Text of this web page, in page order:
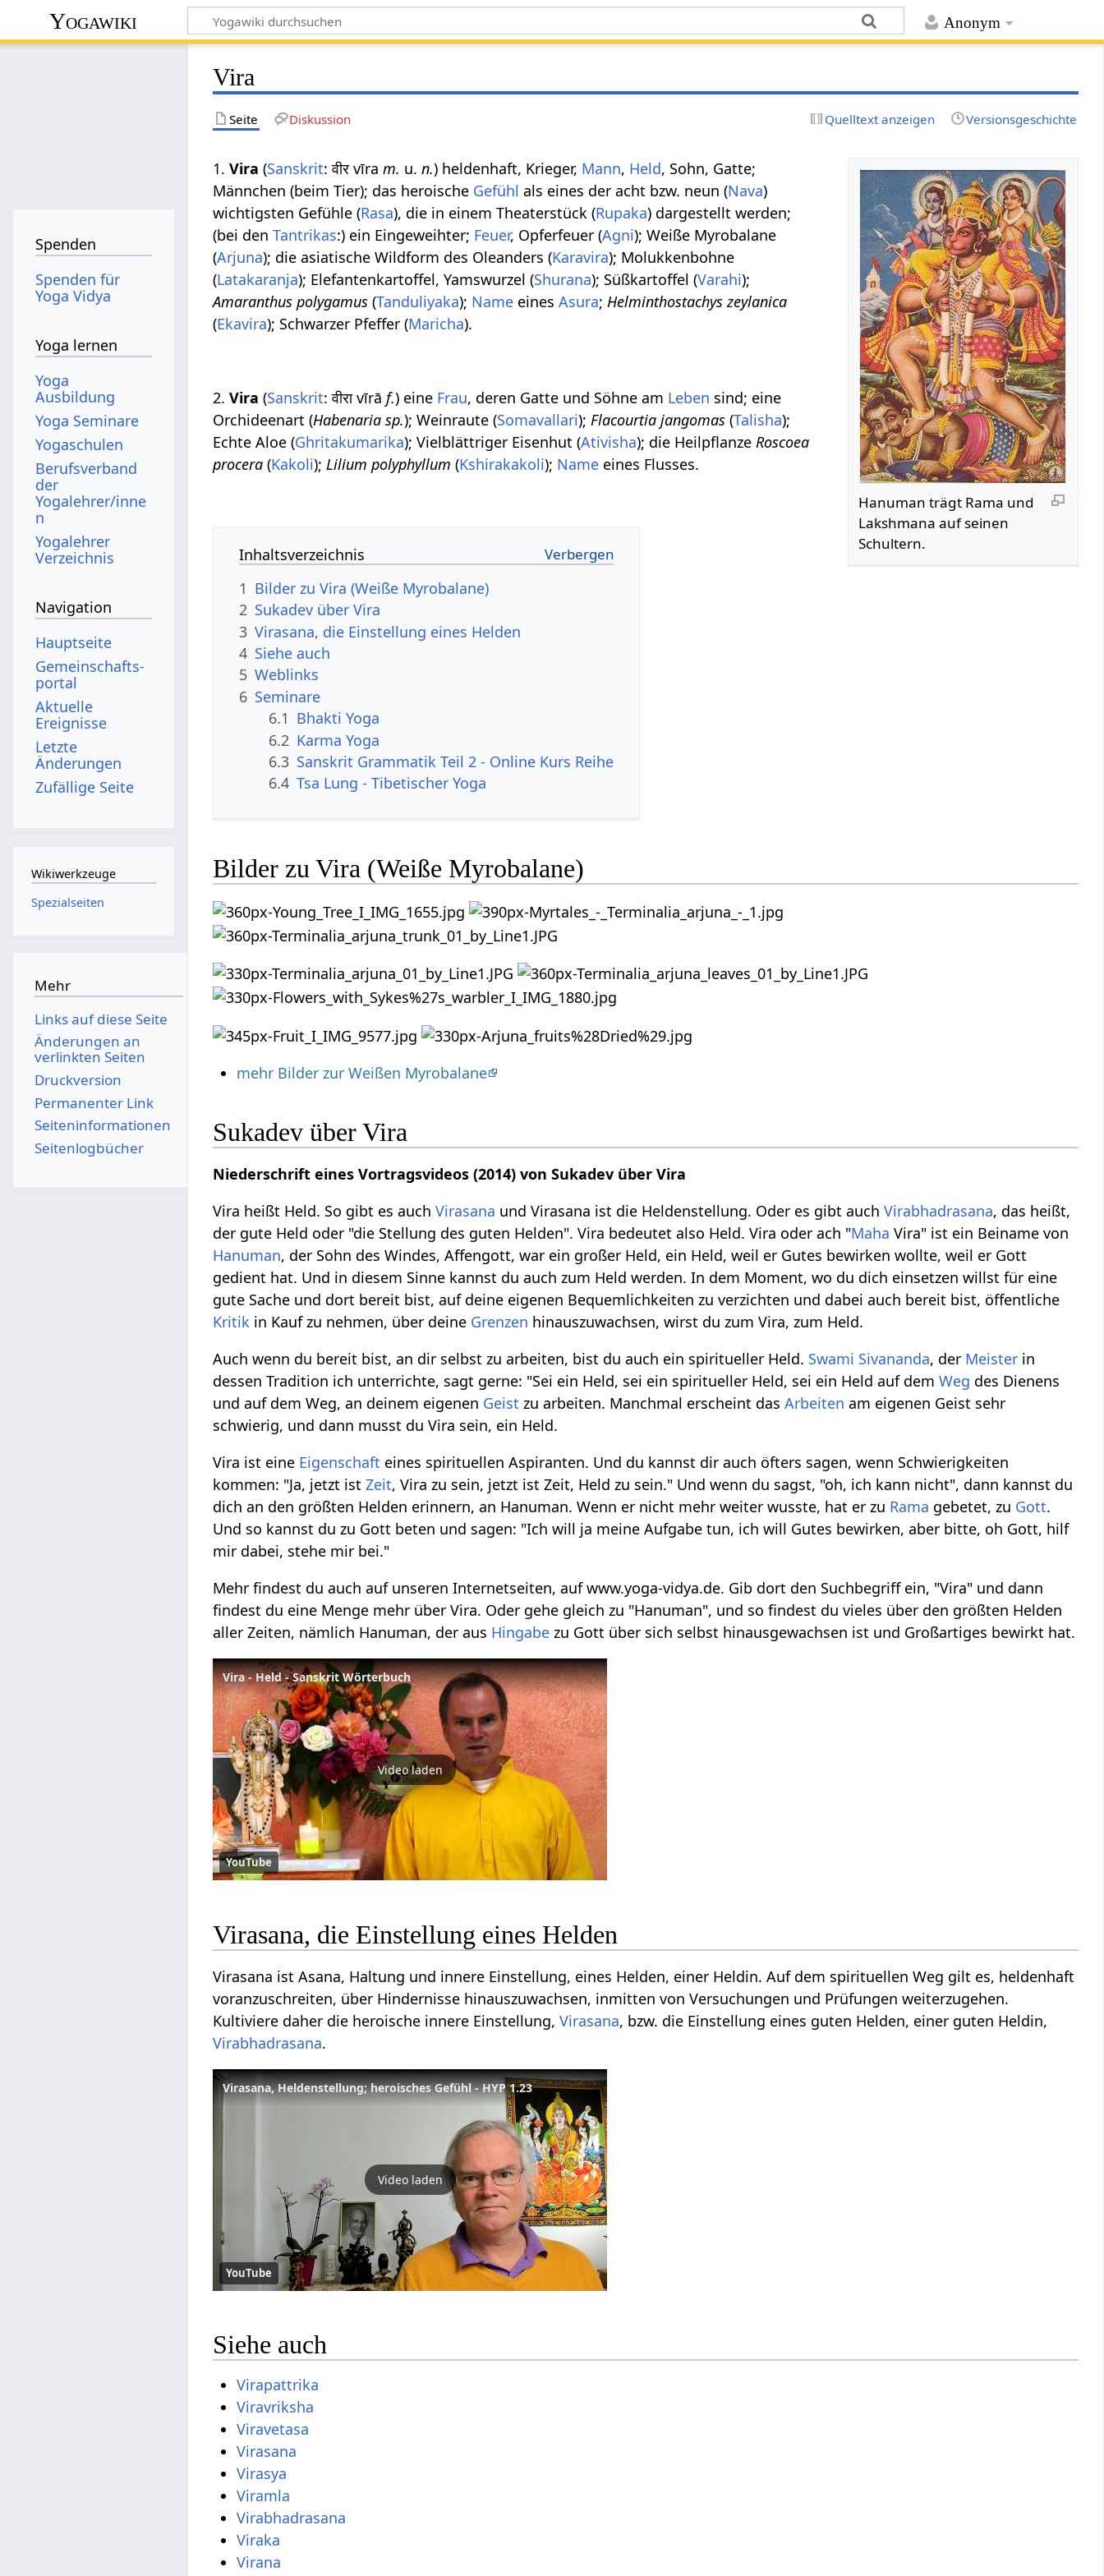
Anonym
Yogawiki
Vira
Seite Diskussion Quelltext anzeigen Versionsgeschichte
Hanuman trägt Rama und
Lakshmana auf seinen
Schultern.
1.Vira (Sanskrit: वीर vīram. u.n.) heldenhaft, Krieger, Mann, Held, Sohn, Gatte;
Männchen (beim Tier); das heroische Gefühl als eines der acht bzw. neun (Nava)
wichtigsten Gefühle (Rasa), die in einem Theaterstück (Rupaka) dargestellt werden;
(bei denTantrikas:) ein Eingeweihter; Feuer, Opferfeuer (Agni); Weiße Myrobalane
(Arjuna); die asiatische Wildform des Oleanders (Karavira); Molukkenbohne
(Latakaranja); Elefantenkartoffel, Yamswurzel (Shurana); Süßkartoffel (Varahi);
Amaranthus polygamus (Tanduliyaka); Name einesAsura; Helminthostachys zeylanica
(Ekavira); Schwarzer Pfeffer (Maricha).
2.Vira (Sanskrit: वीरा vīrā f.) eine Frau, deren Gatte und Söhne am Leben sind; eine
Orchideenart (Habenaria sp.); Weinraute (Somavallari); Flacourtia jangomas (Talisha);
Echte Aloe (Ghritakumarika); Vielblättriger Eisenhut (Ativisha); die Heilpflanze Roscoea
procera (Kakoli); Lilium polyphyllum (Kshirakakoli); Name eines Flusses.
Inhaltsverzeichnis
1 Bilder zu Vira (Weiße Myrobalane)
2 Sukadev über Vira
3 Virasana, die Einstellung eines Helden
4 Siehe auch
5 Weblinks
6 Seminare
6.1 Bhakti Yoga
6.2 Karma Yoga
6.3 Sanskrit Grammatik Teil 2 - Online Kurs Reihe
6.4 Tsa Lung - Tibetischer Yoga
Bilder zu Vira (Weiße Myrobalane)
mehr Bilder zur Weißen Myrobalane
Sukadev über Vira
Niederschrift eines Vortragsvideos (2014) von Sukadev über Vira
Vira heißt Held. So gibt es auchVirasana und Virasana ist die Heldenstellung. Oder es gibt auchVirabhadrasana, das heißt,
der gute Held oder "die Stellung des guten Helden". Vira bedeutet also Held. Vira oder ach "Maha Vira" ist ein Beiname von
Hanuman, der Sohn des Windes, Affengott, war ein großer Held, ein Held, weil er Gutes bewirken wollte, weil er Gott
gedient hat. Und in diesem Sinne kannst du auch zum Held werden. In dem Moment, wo du dich einsetzen willst für eine
gute Sache und dort bereit bist, auf deine eigenen Bequemlichkeiten zu verzichten und dabei auch bereit bist, öffentliche
Kritik in Kauf zu nehmen, über deine Grenzen hinauszuwachsen, wirst du zum Vira, zum Held.
Auch wenn du bereit bist, an dir selbst zu arbeiten, bist du auch ein spiritueller Held. Swami Sivananda, der Meister in
dessen Tradition ich unterrichte, sagt gerne: "Sei ein Held, sei ein spiritueller Held, sei ein Held auf demWeg des Dienens
und auf dem Weg, an deinem eigenen Geist zu arbeiten. Manchmal erscheint dasArbeiten am eigenen Geist sehr
schwierig, und dann musst du Vira sein, ein Held.
Vira ist eine Eigenschaft eines spirituellen Aspiranten. Und du kannst dir auch öfters sagen, wenn Schwierigkeiten
kommen: "Ja, jetzt istZeit, Vira zu sein, jetzt ist Zeit, Held zu sein." Und wenn du sagst, "oh, ich kann nicht", dann kannst du
dich an den größten Helden erinnern, an Hanuman. Wenn er nicht mehr weiter wusste, hat er zu Rama gebetet, zu Gott.
Und so kannst du zu Gott beten und sagen: "Ich will ja meine Aufgabe tun, ich will Gutes bewirken, aber bitte, oh Gott, hilf
mir dabei, stehe mir bei."
Mehr findest du auch auf unseren Internetseiten, auf www.yoga-vidya.de. Gib dort den Suchbegriff ein, "Vira" und dann
findest du eine Menge mehr über Vira. Oder gehe gleich zu "Hanuman", und so findest du vieles über den größten Helden
aller Zeiten, nämlich Hanuman, der aus Hingabe zu Gott über sich selbst hinausgewachsen ist und Großartiges bewirkt hat.
Vira - Held - Sanskrit Wörterbuch
Video laden
YouTube
Virasana, die Einstellung eines Helden
Virasana ist Asana, Haltung und innere Einstellung, eines Helden, einer Heldin. Auf dem spirituellen Weg gilt es, heldenhaft
voranzuschreiten, über Hindernisse hinauszuwachsen, inmitten von Versuchungen und Prüfungen weiterzugehen.
Kultiviere daher die heroische innere Einstellung,Virasana, bzw. die Einstellung eines guten Helden, einer guten Heldin,
Virabhadrasana.
Virasana, Heldenstellung; heroisches Gefühl - HYP 1.23
Video laden
YouTube
Siehe auch
Virapattrika
Viravriksha
Viravetasa
Virasana
Virasya
Viramla
Virabhadrasana
Viraka
Virana
Spenden
Spenden für
Yoga Vidya
Yoga lernen
Yoga
Ausbildung
Yoga Seminare
Yogaschulen
Berufsverband
der
Yogalehrer/inne
n
Yogalehrer
Verzeichnis
Navigation
Hauptseite
Gemeinschafts­
portal
Aktuelle
Ereignisse
Letzte
Änderungen
Zufällige Seite
Wikiwerkzeuge
Spezialseiten
Mehr
Links auf diese Seite
Änderungen an
verlinkten Seiten
Druckversion
Permanenter Link
Seiten­­informationen
Seitenlogbücher